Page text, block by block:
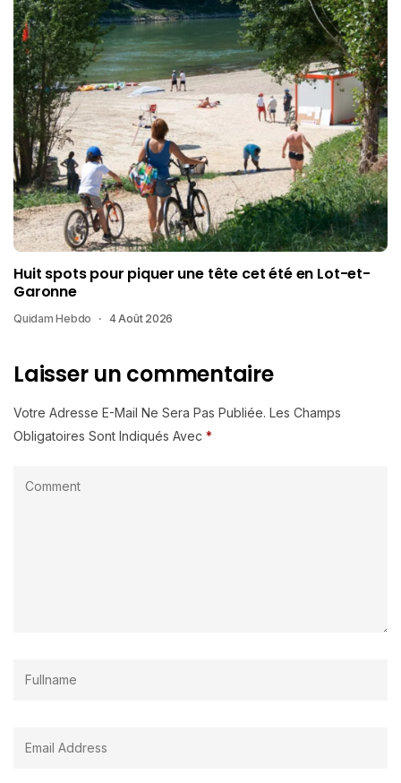
Huit spots pour piquer une tête cet été en Lot-et-
Garonne
Quidam Hebdo 4 Août 2026
Laisser un commentaire
Votre Adresse E-Mail Ne Sera Pas Publiée. Les Champs
Obligatoires Sont Indiqués Avec *